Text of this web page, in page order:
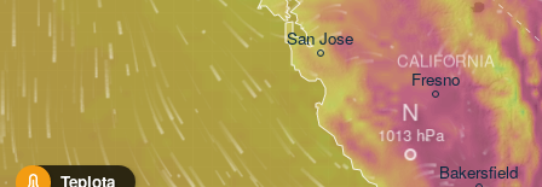
Teplota
San Jose
Fresno
Bakersfield
CALIFORNIA
N